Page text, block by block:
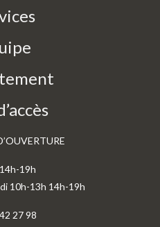
19h
10h-13h 14h-19h
27 98